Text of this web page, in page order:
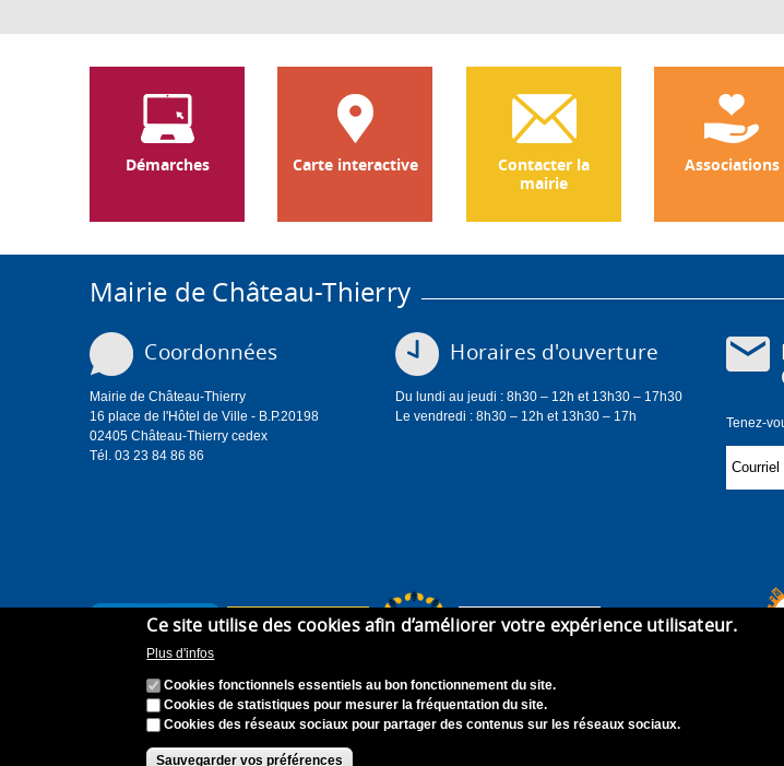
Démarches Carte interactive
Contacter la
mairie
Associations
Mairie de Château-Thierry
Coordonnées
Mairie de Château-Thierry
16 place de l'Hôtel de Ville - B.P.20198
02405 Château-Thierry cedex
Tél. 03 23 84 86 86
Horaires d'ouverture
Du lundi au jeudi : 8h30 – 12h et 13h30 – 17h30
Le vendredi : 8h30 – 12h et 13h30 – 17h
Tenez-
Plan du site Recrutement
Ce site utilise des cookies afin d’améliorer votre expérience utilisateur.
Plus d'infos
Cookies fonctionnels essentiels au bon fonctionnement du site.
Cookies de statistiques pour mesurer la fréquentation du site.
Cookies des réseaux sociaux pour partager des contenus sur les réseaux sociaux.
Sauvegarder vos préférences